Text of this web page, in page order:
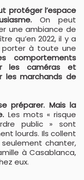
protéger l’espace
On peut
une ambiance de
qu’en 2022, il y a
porter à toute une
comportements
les caméras et
les marchands de
préparer. Mais la
Les mots « risque
public » sont
lourds. Ils collent
chanter,
à Casablanca,
eux.